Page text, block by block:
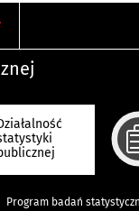
Program badań